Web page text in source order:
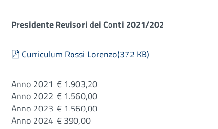
Presidente Revisori dei Conti 2021/202
pdf
Curriculum Rossi Lorenzo(372 KB)
Anno 2021: € 1.903,20
Anno 2022: € 1.560,00
Anno 2023: € 1.560,00
Anno 2024: € 390,00